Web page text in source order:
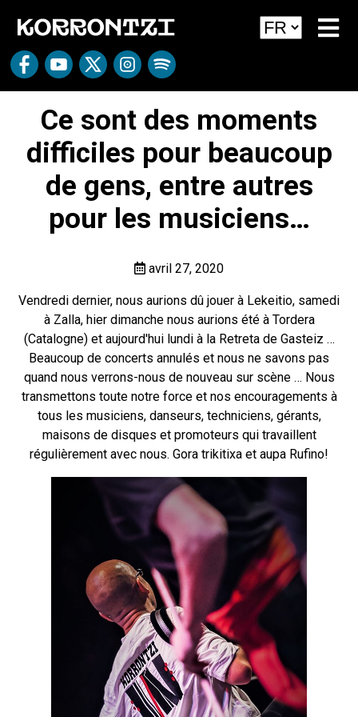
Ce sont des moments
difficiles pour beaucoup
de gens, entre autres
pour les musiciens…
avril 27, 2020
Vendredi dernier, nous aurions dû jouer à Lekeitio, samedi
à Zalla, hier dimanche nous aurions été à Tordera
(Catalogne) et aujourd'hui lundi à la Retreta de Gasteiz …
Beaucoup de concerts annulés et nous ne savons pas
quand nous verrons-nous de nouveau sur scène … Nous
transmettons toute notre force et nos encouragements à
tous les musiciens, danseurs, techniciens, gérants,
maisons de disques et promoteurs qui travaillent
régulièrement avec nous. Gora trikitixa et aupa Rufino!